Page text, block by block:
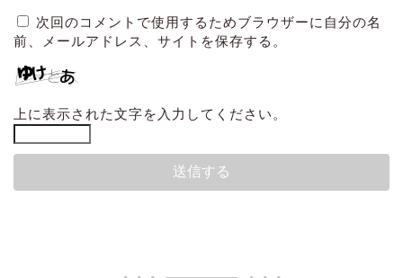
次回のコメントで使用するためブラウザーに自分の名
前、メールアドレス、サイトを保存する。
上に表示された文字を入力してください。